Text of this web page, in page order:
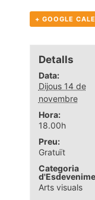
+ GOOGLE
Detalls
Data:
Dijous 14 de
novembre
Hora:
18.00h
Preu:
Gratuït
Categoria
Arts visuals